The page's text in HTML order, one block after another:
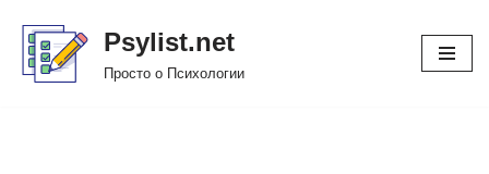
Перейти
Psylist.net
Просто о Психологии